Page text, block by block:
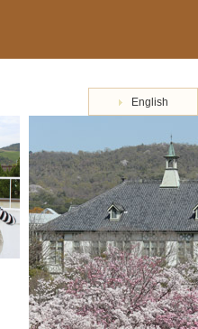
English